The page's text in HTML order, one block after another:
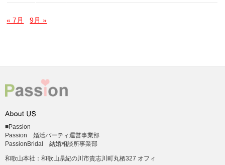
« 7月 9月 »
■Passion
Passion 婚活パーティ運営事業部
PassionBridal 結婚相談所事業部
和歌山本社：和歌山県紀の川市貴志川町丸栖327 オフィ